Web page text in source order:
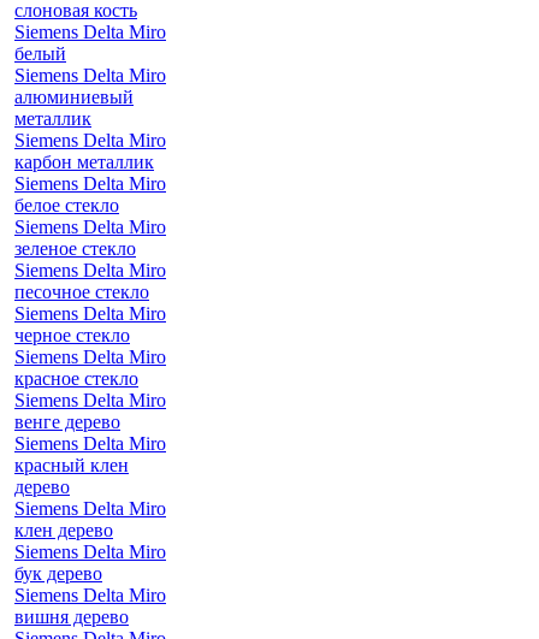
слоновая кость
Siemens Delta Miro
белый
Siemens Delta Miro
алюминиевый
металлик
Siemens Delta Miro
карбон металлик
Siemens Delta Miro
белое стекло
Siemens Delta Miro
зеленое стекло
Siemens Delta Miro
песочное стекло
Siemens Delta Miro
черное стекло
Siemens Delta Miro
красное стекло
Siemens Delta Miro
венге дерево
Siemens Delta Miro
красный клен
дерево
Siemens Delta Miro
клен дерево
Siemens Delta Miro
бук дерево
Siemens Delta Miro
вишня дерево